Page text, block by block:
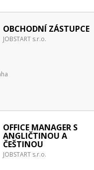
OBCHODNÍ ZÁSTUPCE
JOBSTART s.r.o.
OFFICE MANAGER S
ANGLIČTINOU A
ČEŠTINOU
JOBSTART s.r.o.